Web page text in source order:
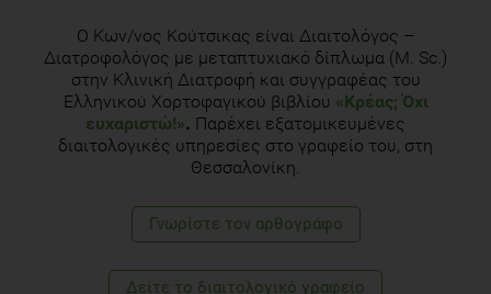
Ο Κων/νος Κούτσικας είναι Διαιτολόγος –
Διατροφολόγος με μεταπτυχιακό δίπλωμα (Μ. Sc.)
στην Κλινική Διατροφή και συγγραφέας του
Ελληνικού Χορτοφαγικού βιβλίου «Κρέας; Όχι
ευχαριστώ!». Παρέχει εξατομικευμένες
διαιτολογικές υπηρεσίες στο γραφείο του, στη
Θεσσαλονίκη.
Γνωρίστε τoν αρθογράφο
Δείτε το διαιτολογικό γραφείο